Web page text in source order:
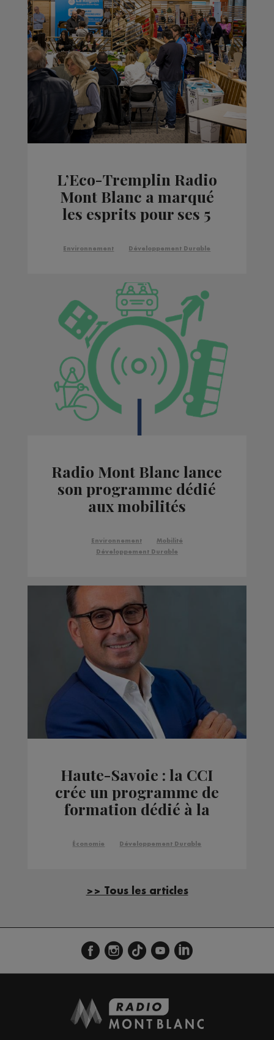
L’Eco-Tremplin Radio
Mont Blanc a marqué
les esprits pour ses 5
Environnement Développement Durable
Radio Mont Blanc lance
son programme dédié
aux mobilités
toi VERT!”
Environnement
Mobilité
Développement Durable
Haute-Savoie : la CCI
crée un programme de
formation dédié à la
Économie Développement Durable
>> Tous les articles